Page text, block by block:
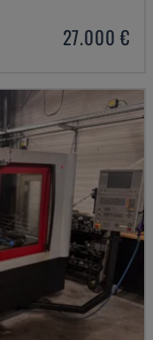
27.000 €